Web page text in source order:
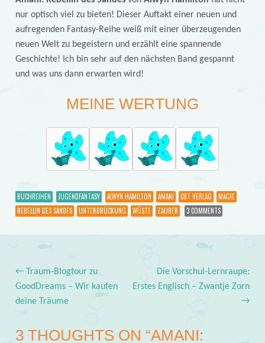
nur optisch viel zu bieten! Dieser Auftakt einer neuen und
aufregenden Fantasy-Reihe weiß mit einer überzeugenden
neuen Welt zu begeistern und erzählt eine spannende
Geschichte! Ich bin sehr auf den nächsten Band gespannt
und was uns dann erwarten wird!
MEINE WERTUNG
BUCHREIHEN JUGENDFANTASY ALWYN HAMILTON AMANI CBT VERLAG
MAGIE
REBELLIN DES SANDES
UNTERDRÜCKUNG WÜSTE ZAUBER 3 COMMENTS
Post navigation
←Traum-Blogtour zu
GoodDreams – Wir kaufen
deine Träume
Die Vorschul-Lernraupe:
Erstes Englisch – Zwantje Zorn
→
3 THOUGHTS ON “AMANI: